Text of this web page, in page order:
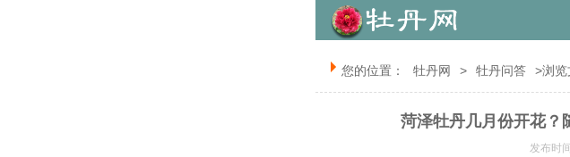
您的位置： 牡丹网 > 牡丹问答 >浏览
菏泽牡丹几月份开花？
发布时